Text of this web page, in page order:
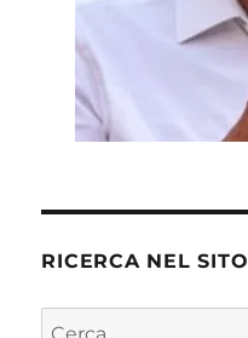
RICERCA NEL SITO
Cerca: